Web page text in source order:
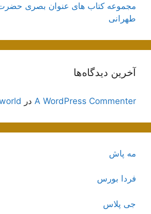
مجموعه کتاب های عنوان بصری حضرت
طهرانی
آخرین دیدگاه‌ها
A WordPress Commenter در
مه پاش
فردا بورس
جی پلاس